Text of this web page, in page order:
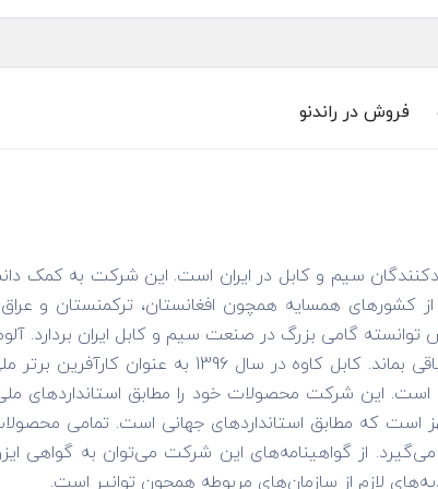
فروش در راندنو
سیم و کابل در ایران است. این شرکت به کمک
از کشورهای همسایه همچون افغانستان، ترکمنستان و
گامی بزرگ در صنعت سیم و کابل ایران بردارد.
است تا در مسیر رشد و پیشرفت باقی بماند.
است که مطابق استانداردهای جهانی است. تمامی
لازم از سازمان‌های مربوطه همچون توانیر است.